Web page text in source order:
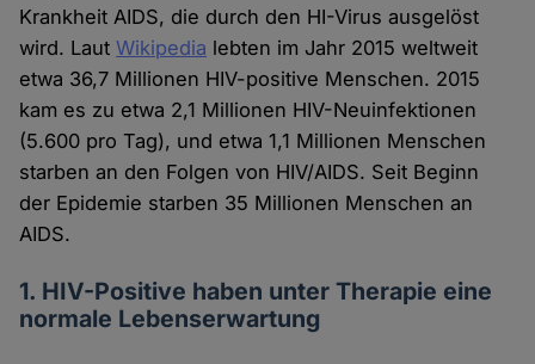
Krankheit AIDS, die durch den HI-Virus ausgelöst
wird. LautWikipedia lebten im Jahr 2015 weltweit
etwa 36,7 Millionen HIV-positive Menschen. 2015
kam es zu etwa 2,1 Millionen HIV-Neuinfektionen
(5.600 pro Tag), und etwa 1,1 Millionen Menschen
starben an den Folgen von HIV/AIDS. Seit Beginn
der Epidemie starben 35 Millionen Menschen an
AIDS.
1. HIV-Positive haben unter Therapie eine
normale Lebenserwartung